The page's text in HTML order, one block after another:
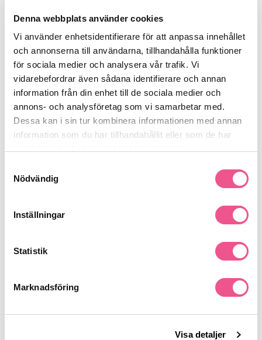
Denna webbplats använder cookies
Vi använder enhetsidentifierare för att anpassa innehållet
och annonserna till användarna, tillhandahålla funktioner
för sociala medier och analysera vår trafik. Vi
vidarebefordrar även sådana identifierare och annan
information från din enhet till de sociala medier och
annons- och analysföretag som vi samarbetar med.
Dessa kan i sin tur kombinera informationen med annan
information som du har tillhandahållit eller som de har
Nödvändig
Inställningar
Statistik
Marknadsföring
Visa detaljer
extra volym, håll sprayflaskan på ett avstånd av cirka 20 cm och
applicera jämnt över hela håret. Kan användas för att fräscha
upp frisyrer under dagen.
Passar för:
Alla hårtyper som behöver långvarig hållbarhet och
flexibel stadga
Hår som kräver stark, men flexibel fixering
Vegansk och Cruelty-Free
Fri från sulfater och parabener.
Finns i: